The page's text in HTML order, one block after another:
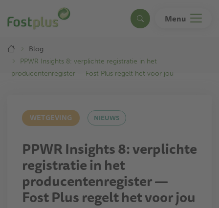
en
naar
inhoud
gaan
Search Menu
Breadcrumb
Blog
PPWR Insights 8: verplichte registratie in het
producentenregister — Fost Plus regelt het voor jou
WETGEVING NIEUWS
PPWR Insights 8: verplichte
registratie in het
producentenregister —
Fost Plus regelt het voor jou